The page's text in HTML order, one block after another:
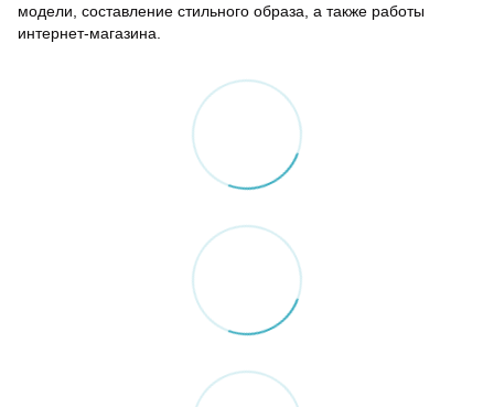
модели, составление стильного образа, а также работы
интернет-магазина.